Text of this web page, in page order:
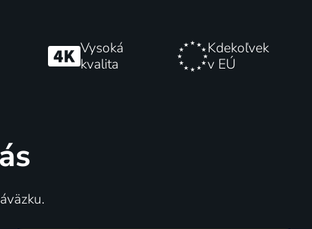
Vysoká
kvalita
Kdekoľvek
v EÚ